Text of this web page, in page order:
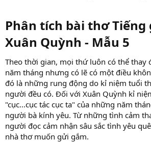
Phân tích bài thơ
Xuân Quỳnh - Mẫu 5​
Theo thời gian, mọi thứ luôn có thể thay
năm tháng nhưng có lẽ có một điều
đó là những rung động do kỉ niệm tuổi
người đều có. Đối với Xuân Quỳnh kỉ
"cục...cục tác cục ta" của những năm
người bà kính yêu. Từ những tình cảm
người đọc cảm nhận sâu sắc tình yêu
nhà thơ muốn gửi gắm.